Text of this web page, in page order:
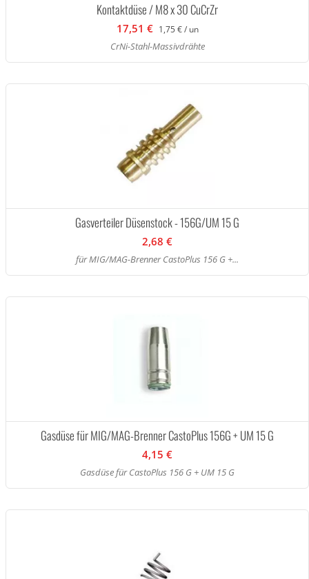
Kontaktdüse / M8 x 30 CuCrZr
17,51 € 1,75 € / un
CrNi-Stahl-Massivdrähte
Gasverteiler Düsenstock - 156G/UM 15 G
2,68 €
für MIG/MAG-Brenner CastoPlus 156 G +...
Gasdüse für MIG/MAG-Brenner CastoPlus 156G + UM 15 G
4,15 €
Gasdüse für CastoPlus 156 G + UM 15 G